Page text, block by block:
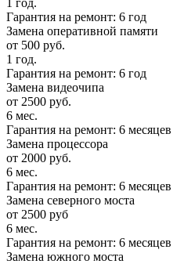
1 год.
Гарантия на ремонт: 6 год
Замена оперативной памяти
от 500 руб.
1 год.
Гарантия на ремонт: 6 год
Замена видеочипа
от 2500 руб.
6 мес.
Гарантия на ремонт: 6 месяцев
Замена процессора
от 2000 руб.
6 мес.
Гарантия на ремонт: 6 месяцев
Замена северного моста
от 2500 руб
6 мес.
Гарантия на ремонт: 6 месяцев
Замена южного моста